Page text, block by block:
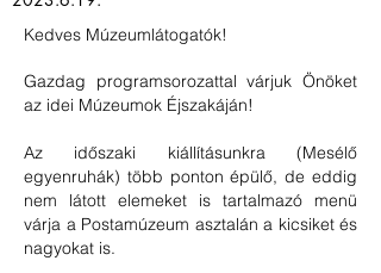
Kedves Múzeumlátogatók!
Gazdag programsorozattal várjuk Önöket
az idei Múzeumok Éjszakáján!
Az időszaki kiállításunkra (Mesélő
egyenruhák) több ponton épülő, de eddig
nem látott elemeket is tartalmazó menü
várja a Postamúzeum asztalán a kicsiket és
nagyokat is.